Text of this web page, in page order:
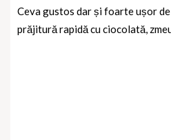
Ceva gustos dar și foarte ușor
prăjitură rapidă cu ciocolată,